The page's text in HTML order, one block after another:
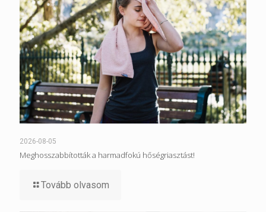
2026-08-05
Meghosszabbították a harmadfokú hőségriasztást!
Tovább olvasom